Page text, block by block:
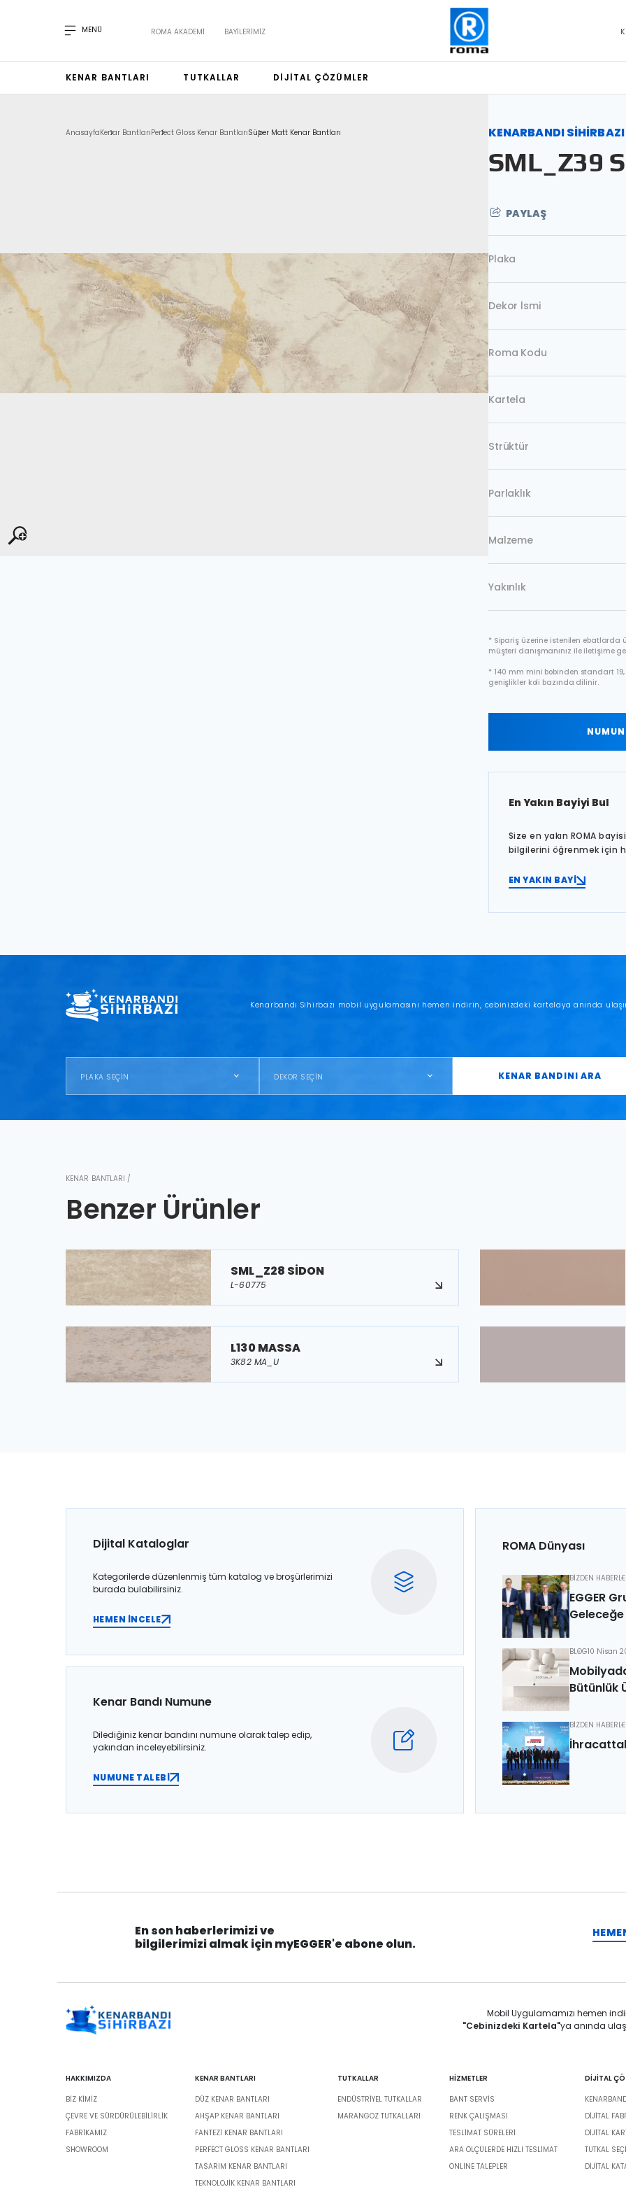
MENÜ ROMA AKADEMI BAYILERIMIZ
KENAR BANTLARI TUTKALLAR DIJITAL ÇÖZÜMLER
AnasayfaKenar BantlarıPerfect Gloss Kenar BantlarıSüper Matt Kenar Bantları KENARBANDI SİHİRBAZI
SML_Z39
PAYLAŞ
Plaka
Dekor İsmi
Roma Kodu
Kartela
Strüktür
Parlaklık
Malzeme
Yakınlık
* Sipariş üzerine istenilen ebatlarda
müşteri danışmanınız ile iletişime
* 140 mm mini bobinden standart
genişlikler koli bazında dilinir.
En Yakın Bayiyi Bul
Size en yakın ROMA
bilgilerini öğrenmek için
EN YAKIN BAYİ
Kenarbandı Sihirbazı mobil uygulamasını hemen indirin, cebinizdeki kartelaya anında
PLAKA SEÇİN DEKOR SEÇİN KENAR BANDINI ARA
KENAR BANTLARI /
Benzer Ürünler
SML_Z28 SİDON
L-60775
L130 MASSA
3K82 MA_U
Dijital Kataloglar
Kategorilerde düzenlenmiş tüm katalog ve broşürlerimizi
burada bulabilirsiniz.
HEMEN İNCELE
Kenar Bandı Numune
Dilediğiniz kenar bandını numune olarak talep edip,
yakından inceleyebilirsiniz.
NUMUNE TALEBİ
ROMA Dünyası
BİZDEN
EGGER
Geleceğe
BLOG10 Nisan
Bütünlük
BİZDEN
En son haberlerimizi ve
bilgilerimizi almak için myEGGER'e abone olun.
Mobil Uygulamamızı hemen
"Cebinizdeki Kartela"ya anında
HAKKIMIZDA
BIZ KIMIZ
ÇEVRE VE SÜRDÜRÜLEBILIRLIK
FABRİKAMIZ
SHOWROOM
KENAR BANTLARI
DÜZ KENAR BANTLARI
AHŞAP KENAR BANTLARI
FANTEZI KENAR BANTLARI
PERFECT GLOSS KENAR BANTLARI
TASARIM KENAR BANTLARI
TEKNOLOJIK KENAR BANTLARI
TUTKALLAR
ENDÜSTRIYEL TUTKALLAR
MARANGOZ TUTKALLARI
HİZMETLER
BANT SERVIS
RENK ÇALIŞMASI
TESLIMAT SÜRELERI
ARA ÖLÇÜLERDE HIZLI TESLIMAT
ONLINE TALEPLER
DİJİTAL
DIJITAL
DİJİTAL
TUTKAL
DIJITAL